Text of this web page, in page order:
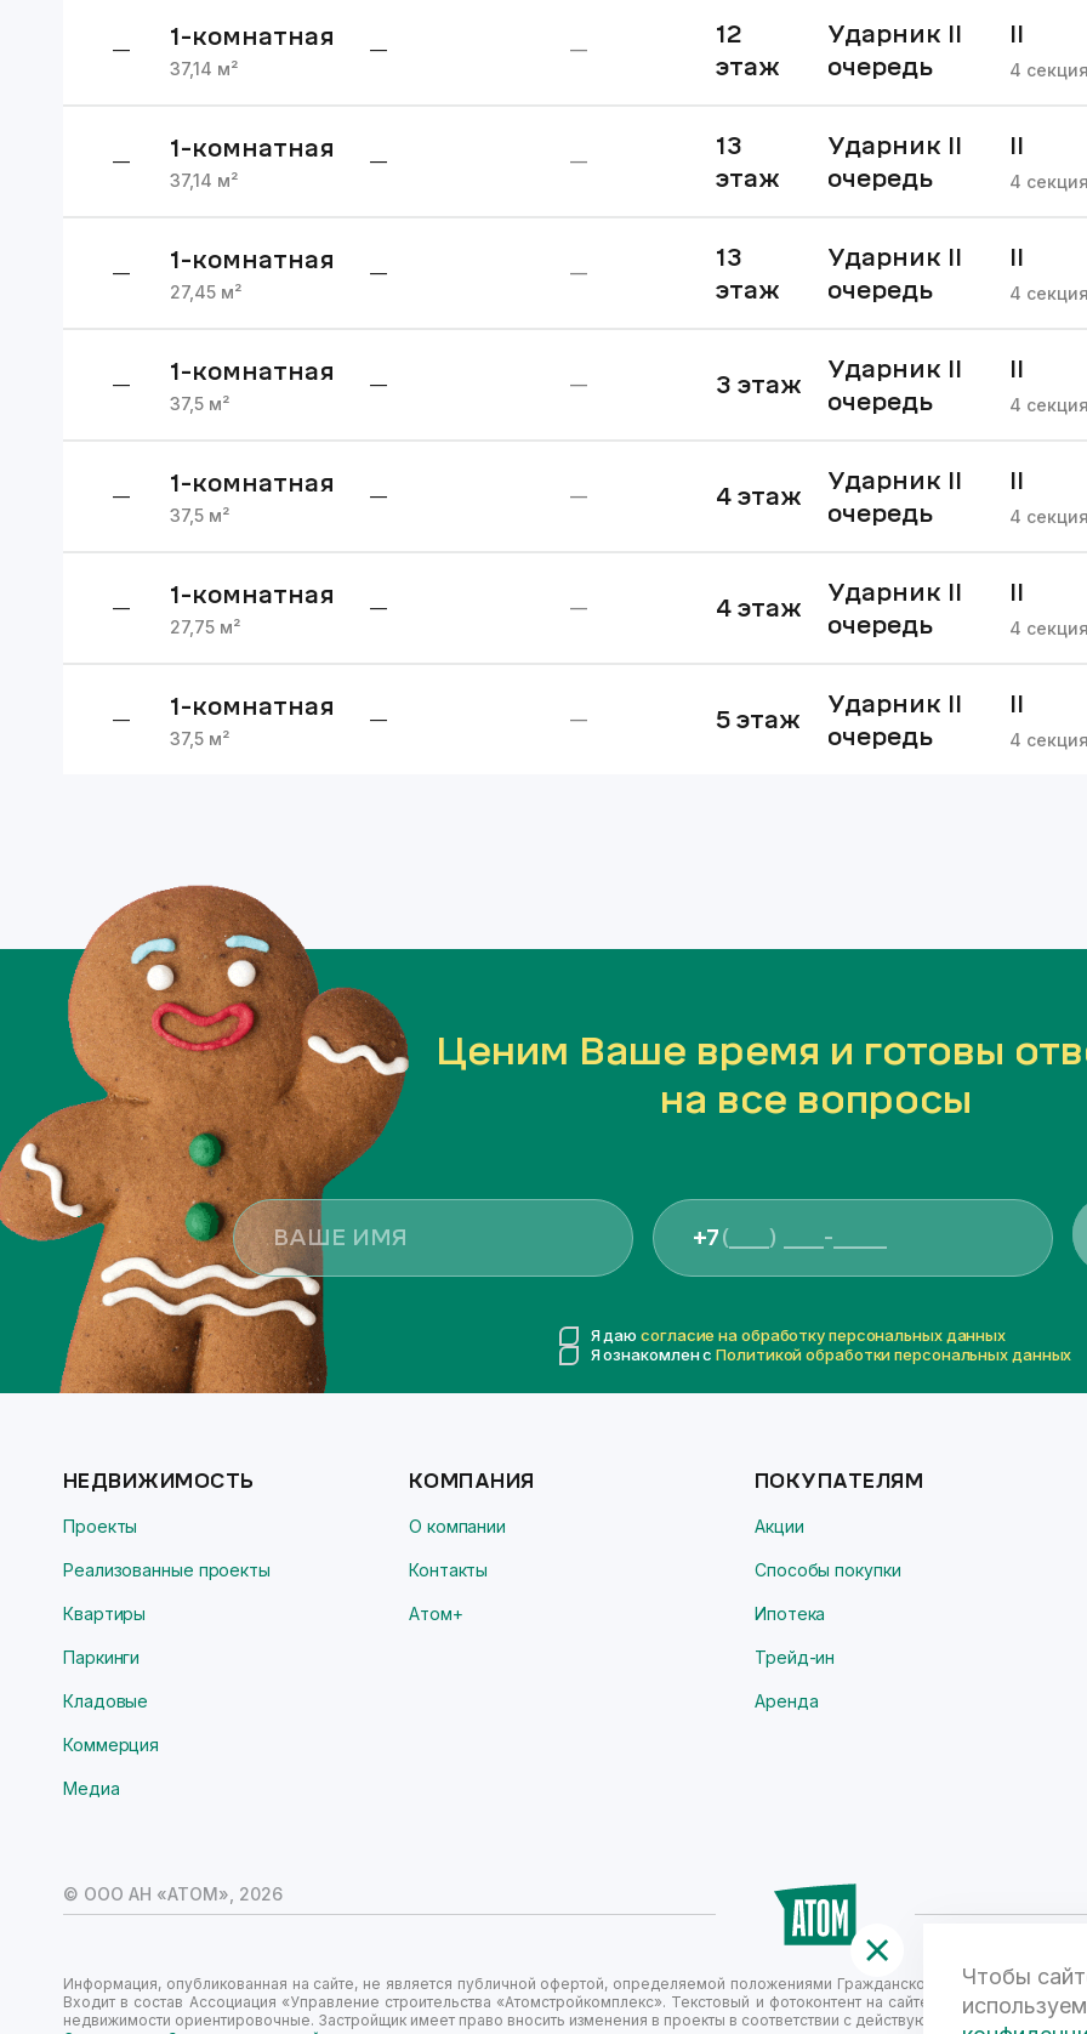
— 1-комнатная
37,14 м²
— —
12
этаж
Ударник II
очередь
II
4 секция
— 1-комнатная
37,14 м²
— —
13
этаж
Ударник II
очередь
II
4 секция
— 1-комнатная
27,45 м²
— —
13
этаж
Ударник II
очередь
II
4 секция
— 1-комнатная
37,5 м²
— — 3 этаж
Ударник II
очередь
II
4 секция
— 1-комнатная
37,5 м²
— — 4 этаж
Ударник II
очередь
II
4 секция
— 1-комнатная
27,75 м²
— — 4 этаж
Ударник II
очередь
II
4 секция
— 1-комнатная
37,5 м²
— — 5 этаж
Ударник II
очередь
II
4 секция
Ценим Ваше время и готовы
на все вопросы
+7
Я даю согласие на обработку персональных данных
Я ознакомлен с Политикой обработки персональных данных
НЕДВИЖИМОСТЬ
Проекты
Реализованные проекты
Квартиры
Паркинги
Кладовые
Коммерция
Медиа
КОМПАНИЯ
О компании
Контакты
Атом+
ПОКУПАТЕЛЯМ
Акции
Способы покупки
Ипотека
Трейд-ин
Аренда
© ООО АН «АТОМ», 2026
Информация, опубликованная на сайте, не является публичной офертой, определяемой положениями Гражданского кодекса
Входит в состав Ассоциация «Управление строительства «Атомстройкомплекс». Текстовый и фотоконтент на сайте не является
недвижимости ориентировочные. Застройщик имеет право вносить изменения в проекты в соответствии с действующим
Чтобы
используем